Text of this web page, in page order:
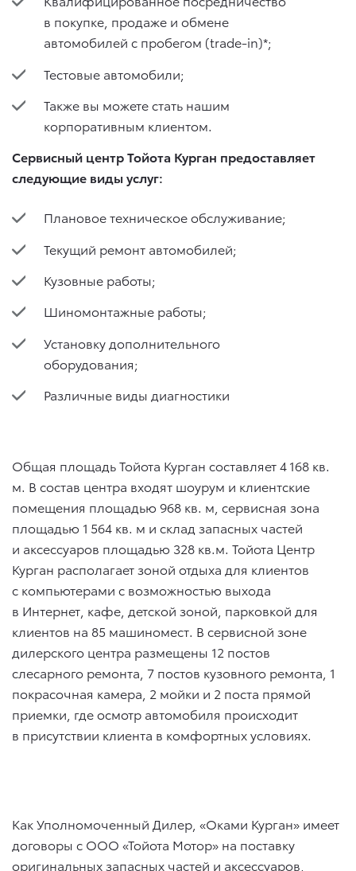
в покупке, продаже и обмене
автомобилей с пробегом (trade-in)*;
Тестовые автомобили;
Также вы можете стать нашим
корпоративным клиентом.
Сервисный центр Тойота Курган предоставляет
следующие виды услуг:
Плановое техническое обслуживание;
Текущий ремонт автомобилей;
Кузовные работы;
Шиномонтажные работы;
Установку дополнительного
оборудования;
Различные виды диагностики
Общая площадь Тойота Курган составляет 4 168 кв.
м. В состав центра входят шоурум и клиентские
помещения площадью 968 кв. м, сервисная зона
площадью 1 564 кв. м и склад запасных частей
и аксессуаров площадью 328 кв.м. Тойота Центр
Курган располагает зоной отдыха для клиентов
с компьютерами с возможностью выхода
в Интернет, кафе, детской зоной, парковкой для
клиентов на 85 машиномест. В сервисной зоне
дилерского центра размещены 12 постов
слесарного ремонта, 7 постов кузовного ремонта, 1
покрасочная камера, 2 мойки и 2 поста прямой
приемки, где осмотр автомобиля происходит
в присутствии клиента в комфортных условиях.
Как Уполномоченный Дилер, «Оками Курган» имеет
договоры с ООО «Тойота Мотор» на поставку
оригинальных запасных частей и аксессуаров,